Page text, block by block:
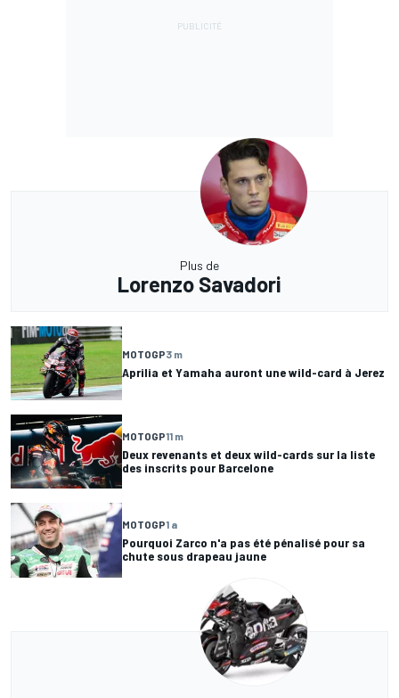
Plus de
Lorenzo Savadori
MOTOGP3 m
Aprilia et Yamaha auront une wild-card à Jerez
MOTOGP11 m
Deux revenants et deux wild-cards sur la liste
des inscrits pour Barcelone
MOTOGP1 a
Pourquoi Zarco n'a pas été pénalisé pour sa
chute sous drapeau jaune